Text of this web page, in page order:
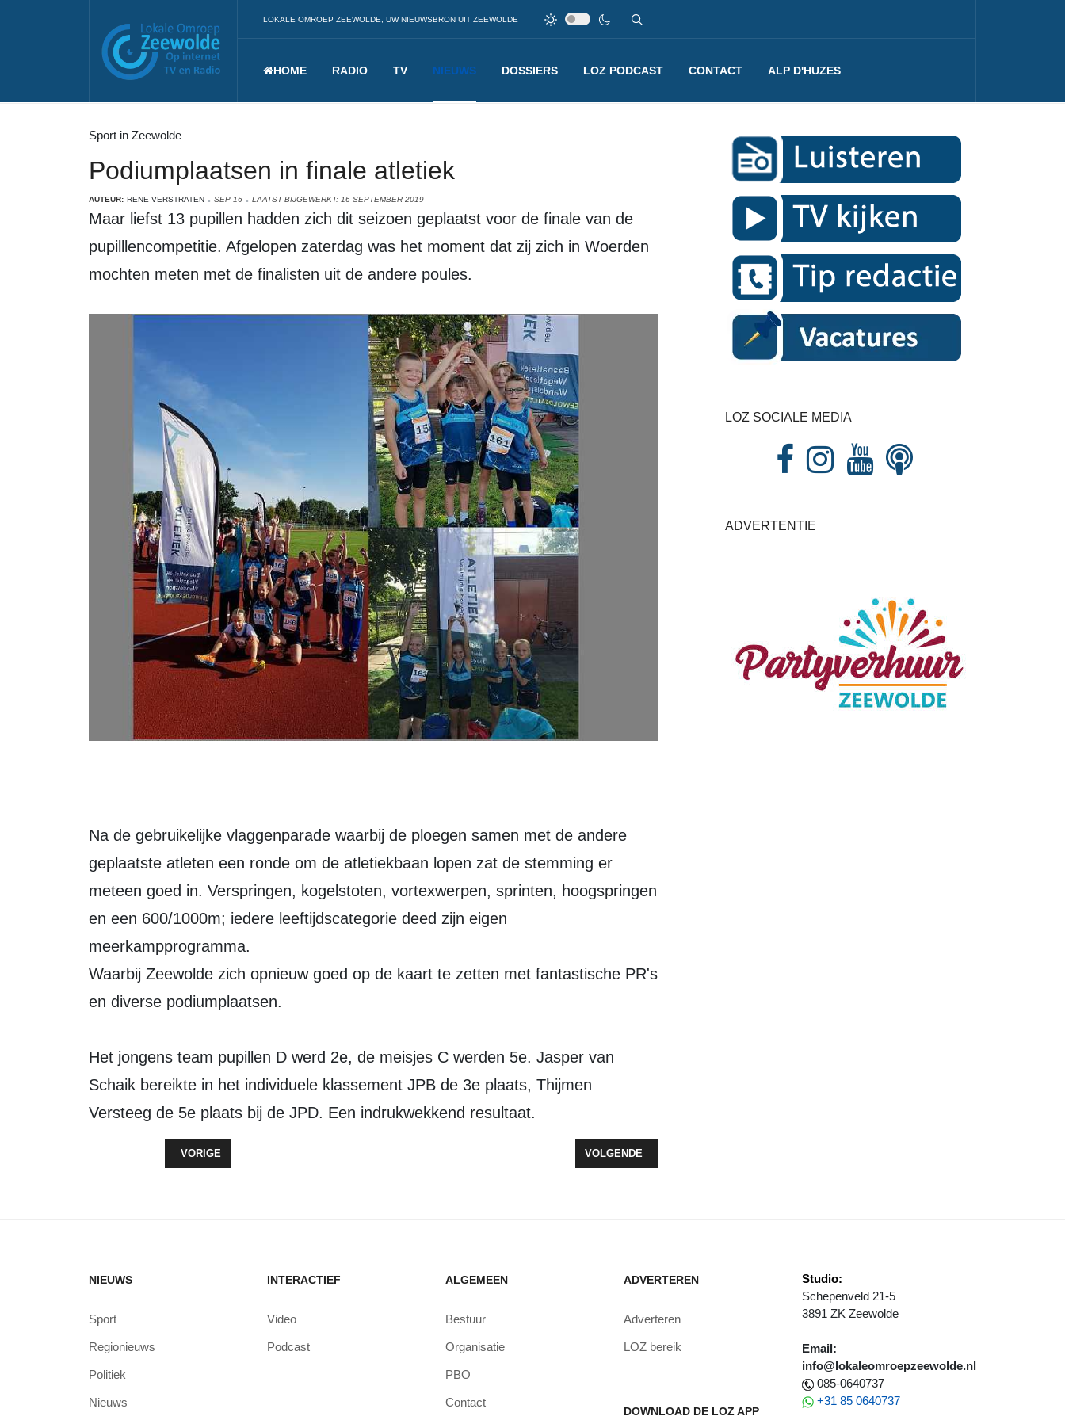
LOKALE OMROEP ZEEWOLDE, UW NIEUWSBRON UIT ZEEWOLDE
HOME RADIO TV NIEUWS DOSSIERS LOZ PODCAST CONTACT ALP D'HUZES
Sport in Zeewolde
Podiumplaatsen in finale atletiek
AUTEUR: RENE VERSTRATEN SEP 16 LAATST BIJGEWERKT: 16 SEPTEMBER 2019
Maar liefst 13 pupillen hadden zich dit seizoen geplaatst voor de finale van de
pupilllencompetitie. Afgelopen zaterdag was het moment dat zij zich in Woerden
mochten meten met de finalisten uit de andere poules.
Na de gebruikelijke vlaggenparade waarbij de ploegen samen met de andere
geplaatste atleten een ronde om de atletiekbaan lopen zat de stemming er
meteen goed in. Verspringen, kogelstoten, vortexwerpen, sprinten, hoogspringen
en een 600/1000m; iedere leeftijdscategorie deed zijn eigen
meerkampprogramma.
Waarbij Zeewolde zich opnieuw goed op de kaart te zetten met fantastische PR's
en diverse podiumplaatsen.
Het jongens team pupillen D werd 2e, de meisjes C werden 5e. Jasper van
Schaik bereikte in het individuele klassement JPB de 3e plaats, Thijmen
Versteeg de 5e plaats bij de JPD. Een indrukwekkend resultaat.
VORIG ARTIKEL: INSCHRIJVING LOKO LOOPCOMPETITIE GEOPEND
VORIGE VOLGENDE ARTIKEL: SYLVIA STEIJGER WINT NK ZITCOMPETITIE - VERA BUIS DERDE!
VOLGENDE
LOZ SOCIALE MEDIA
ADVERTENTIE
NIEUWS
Sport
Regionieuws
Politiek
Nieuws
INTERACTIEF
Video
Podcast
ALGEMEEN
Bestuur
Organisatie
PBO
Contact
ADVERTEREN
Adverteren
LOZ bereik
DOWNLOAD DE LOZ APP
Studio:
Schepenveld 21-5
3891 ZK Zeewolde
Email:
info@lokaleomroepzeewolde.nl
085-0640737
+31 85 0640737